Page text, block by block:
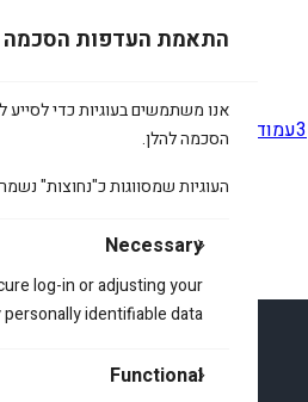
התאמת העדפות הסכמה
אנו משתמשים בעוגיות כדי לסייע
הסכמה להלן.
העוגיות שמסווגות כ"נחוצות"
Necessary
log-in or adjusting your
identifiable data.
Functional
3עמוד הבא »